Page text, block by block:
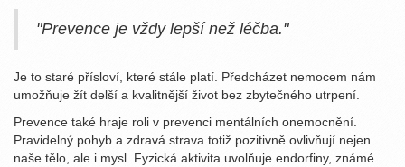
"Prevence je vždy lepší než léčba."
Je to staré přísloví, které stále platí. Předcházet nemocem nám
umožňuje žít delší a kvalitnější život bez zbytečného utrpení.
Prevence také hraje roli v prevenci mentálních onemocnění.
Pravidelný pohyb a zdravá strava totiž pozitivně ovlivňují nejen
naše tělo, ale i mysl. Fyzická aktivita uvolňuje endorfiny, známé